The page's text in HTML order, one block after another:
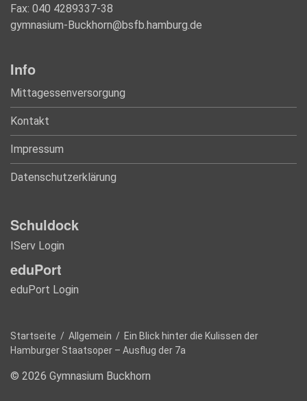
Fax: 040 4289337-38
gymnasium-Buckhorn@bsfb.hamburg.de
Info
Mittagessenversorgung
Kontakt
Impressum
Datenschutzerklärung
Schuldock
IServ Login
eduPort
eduPort Login
Startseite / Allgemein / Ein Blick hinter die Kulissen der
Hamburger Staatsoper – Ausflug der 7a
© 2026 Gymnasium Buckhorn